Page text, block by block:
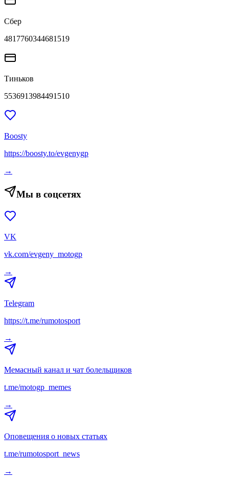
Сбер
4817760344681519
Тиньков
5536913984491510
Boosty
https://boosty.to/evgenygp
→
Мы в соцсетях
VK
vk.com/evgeny_motogp
→
Telegram
https://t.me/rumotosport
→
Мемасный канал и чат болельщиков
t.me/motogp_memes
→
Оповещения о новых статьях
t.me/rumotosport_news
→